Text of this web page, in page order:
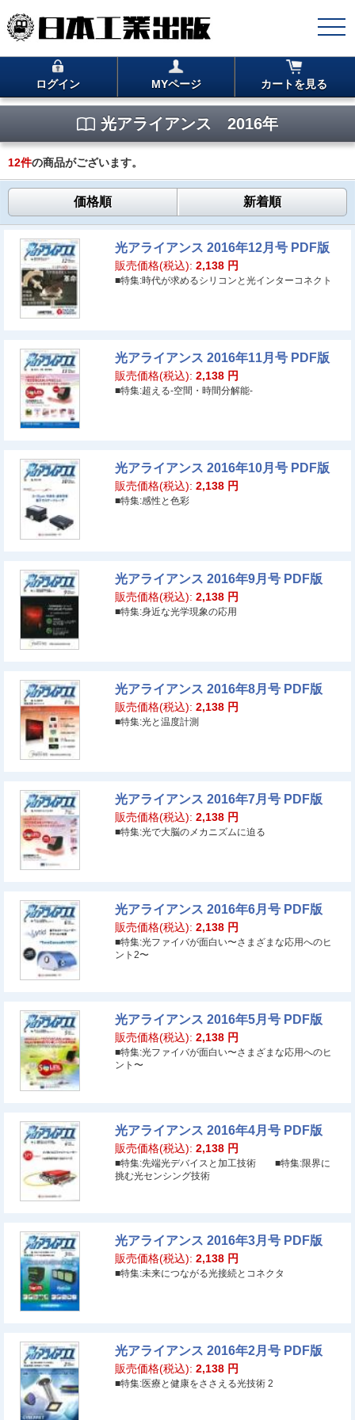
ログイン MYページ カートを見る
光アライアンス 2016年
12件の商品がございます。
価格順 新着順
光アライアンス 2016年12月号 PDF版
販売価格(税込): 2,138 円
■特集:時代が求めるシリコンと光インターコネクト
光アライアンス 2016年11月号 PDF版
販売価格(税込): 2,138 円
■特集:超える-空間・時間分解能-
光アライアンス 2016年10月号 PDF版
販売価格(税込): 2,138 円
■特集:感性と色彩
光アライアンス 2016年9月号 PDF版
販売価格(税込): 2,138 円
■特集:身近な光学現象の応用
光アライアンス 2016年8月号 PDF版
販売価格(税込): 2,138 円
■特集:光と温度計測
光アライアンス 2016年7月号 PDF版
販売価格(税込): 2,138 円
■特集:光で大脳のメカニズムに迫る
光アライアンス 2016年6月号 PDF版
販売価格(税込): 2,138 円
■特集:光ファイバが面白い〜さまざまな応用へのヒ
ント2〜
光アライアンス 2016年5月号 PDF版
販売価格(税込): 2,138 円
■特集:光ファイバが面白い〜さまざまな応用へのヒ
ント〜
光アライアンス 2016年4月号 PDF版
販売価格(税込): 2,138 円
■特集:先端光デバイスと加工技術 ■特集:限界に
挑む光センシング技術
光アライアンス 2016年3月号 PDF版
販売価格(税込): 2,138 円
■特集:未来につながる光接続とコネクタ
光アライアンス 2016年2月号 PDF版
販売価格(税込): 2,138 円
■特集:医療と健康をささえる光技術 2